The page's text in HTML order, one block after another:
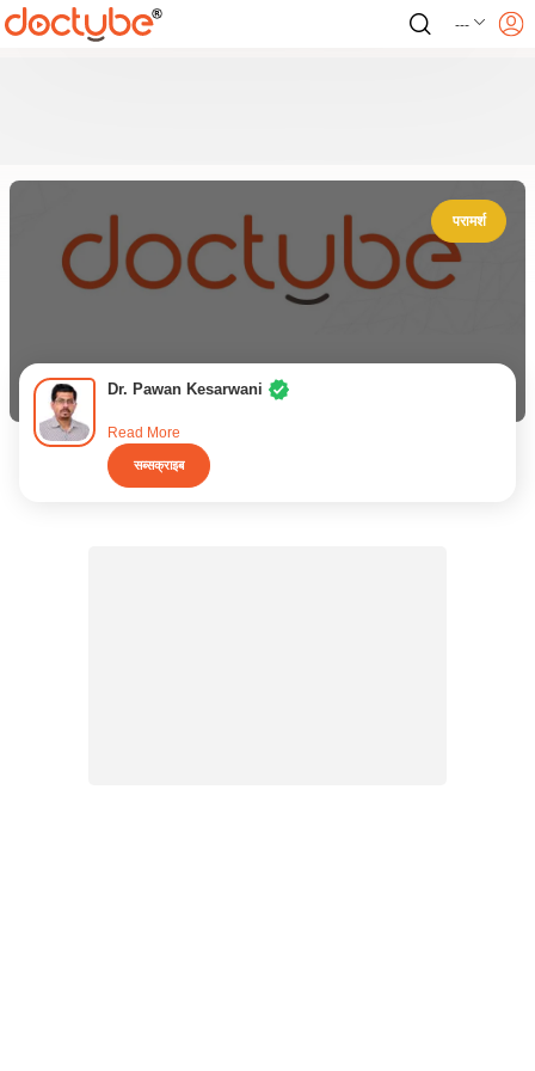
---
परामर्श
Dr. Pawan Kesarwani
Read More
सब्सक्राइब